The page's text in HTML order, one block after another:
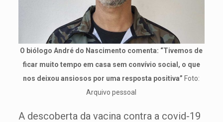
O biólogo André do Nascimento comenta: “Tivemos de
ficar muito tempo em casa sem convívio social, o que
nos deixou ansiosos por uma resposta positiva” Foto:
Arquivo pessoal
A descoberta da vacina contra a covid-19